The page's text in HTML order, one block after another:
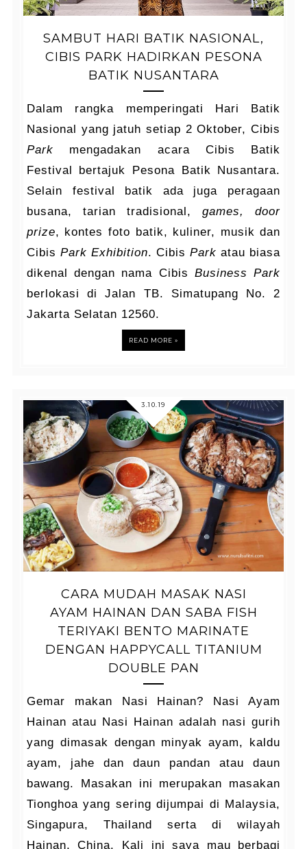
SAMBUT HARI BATIK NASIONAL,
CIBIS PARK HADIRKAN PESONA
BATIK NUSANTARA
Dalam rangka memperingati Hari Batik
Nasional yang jatuh setiap 2 Oktober, Cibis
Park mengadakan acara Cibis Batik
Festival bertajuk Pesona Batik Nusantara.
Selain festival batik ada juga peragaan
busana, tarian tradisional,games, door
prize, kontes foto batik, kuliner, musik dan
Cibis Park Exhibition. CibisPark atau biasa
dikenal dengan nama Cibis Business Park
berlokasi di Jalan TB. Simatupang No. 2
Jakarta Selatan 12560.
READ MORE »
3.10.19
CARA MUDAH MASAK NASI
AYAM HAINAN DAN SABA FISH
TERIYAKI BENTO MARINATE
DENGAN HAPPYCALL TITANIUM
DOUBLE PAN
Gemar makan Nasi Hainan? Nasi Ayam
Hainan atau Nasi Hainan adalah nasi gurih
yang dimasak dengan minyak ayam, kaldu
ayam, jahe dan daun pandan atau daun
bawang. Masakan ini merupakan masakan
Tionghoa yang sering dijumpai di Malaysia,
Singapura, Thailand serta di wilayah
Hainan, China. Kali ini saya mau berbagi